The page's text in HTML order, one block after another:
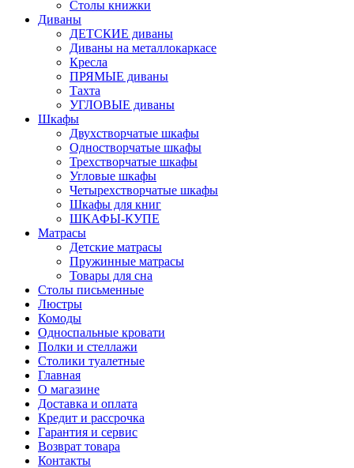
Столы книжки
Диваны
ДЕТСКИЕ диваны
Диваны на металлокаркасе
Кресла
ПРЯМЫЕ диваны
Тахта
УГЛОВЫЕ диваны
Шкафы
Двухстворчатые шкафы
Одностворчатые шкафы
Трехстворчатые шкафы
Угловые шкафы
Четырехстворчатые шкафы
Шкафы для книг
ШКАФЫ-КУПЕ
Матрасы
Детские матрасы
Пружинные матрасы
Товары для сна
Столы письменные
Люстры
Комоды
Односпальные кровати
Полки и стеллажи
Столики туалетные
Главная
О магазине
Доставка и оплата
Кредит и рассрочка
Гарантия и сервис
Возврат товара
Контакты